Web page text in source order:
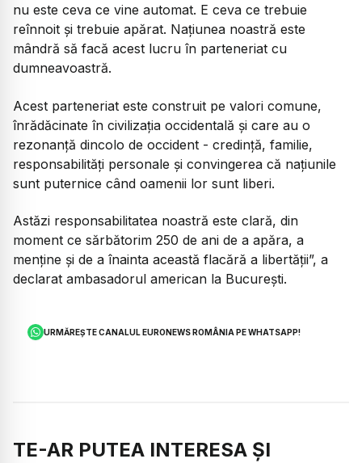
nu este ceva ce vine automat. E ceva ce trebuie
reînnoit și trebuie apărat. Națiunea noastră este
mândră să facă acest lucru în parteneriat cu
dumneavoastră.
Acest parteneriat este construit pe valori comune,
înrădăcinate în civilizația occidentală și care au o
rezonanță dincolo de occident - credință, familie,
responsabilități personale și convingerea că națiunile
sunt puternice când oamenii lor sunt liberi.
Astăzi responsabilitatea noastră este clară, din
moment ce sărbătorim 250 de ani de a apăra, a
menține și de a înainta această flacără a libertății”, a
declarat ambasadorul american la București.
URMĂREȘTE CANALUL EURONEWS ROMÂNIA PE WHATSAPP!
TE-AR PUTEA INTERESA ȘI